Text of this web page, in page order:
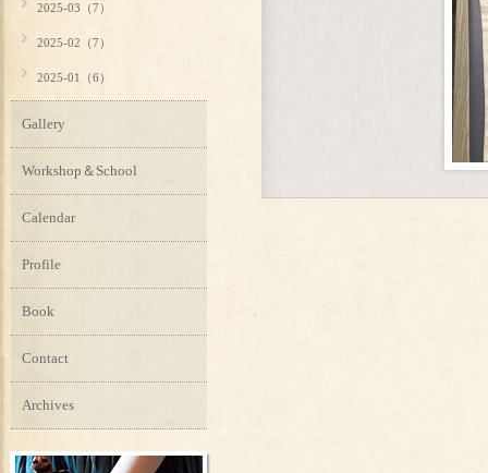
2025-03（7）
2025-02（7）
2025-01（6）
Gallery
Workshop＆School
Calendar
Profile
Book
Contact
Archives